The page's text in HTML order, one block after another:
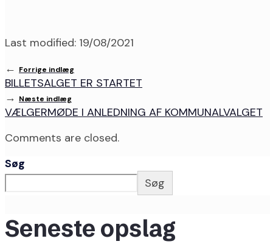
Last modified: 19/08/2021
← Forrige indlæg
BILLETSALGET ER STARTET
→ Næste indlæg
VÆLGERMØDE I ANLEDNING AF KOMMUNALVALGET
Comments are closed.
Søg
Søg
Seneste opslag